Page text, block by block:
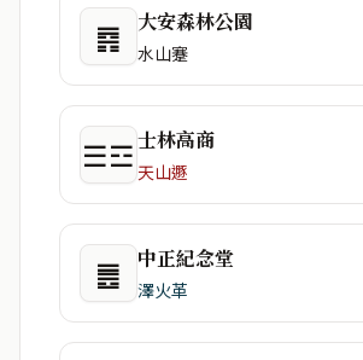
䷴ 大安森林公園
水山蹇
☰☲士林高商
天山遯
䷌ 中正紀念堂
澤火革